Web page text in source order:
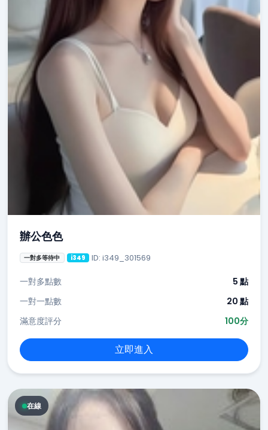
辦公色色
一對多等待中 i349 ID: i349_301569
一對多點數
5 點
一對一點數
20 點
滿意度評分
100分
立即進入
在線